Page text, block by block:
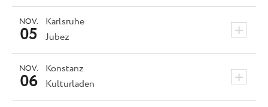
Karlsruhe +
NOV.
05 Jubez
Konstanz +
NOV.
06 Kulturladen